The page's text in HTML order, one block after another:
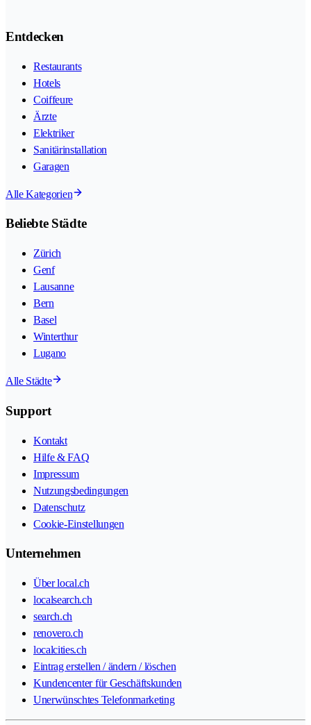
Entdecken
Restaurants
Hotels
Coiffeure
Ärzte
Elektriker
Sanitärinstallation
Garagen
Alle Kategorien
Beliebte Städte
Zürich
Genf
Lausanne
Bern
Basel
Winterthur
Lugano
Alle Städte
Support
Kontakt
Hilfe & FAQ
Impressum
Nutzungsbedingungen
Datenschutz
Cookie-Einstellungen
Unternehmen
Über local.ch
localsearch.ch
search.ch
renovero.ch
localcities.ch
Eintrag erstellen / ändern / löschen
Kundencenter für Geschäftskunden
Unerwünschtes Telefonmarketing